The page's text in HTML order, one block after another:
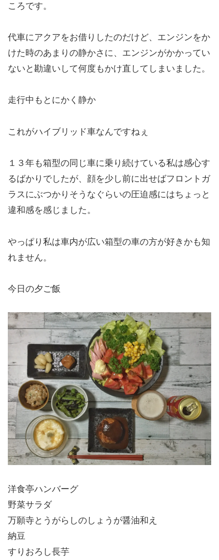
ころです。
代車にアクアをお借りしたのだけど、エンジンをか
けた時のあまりの静かさに、エンジンがかかってい
ないと勘違いして何度もかけ直してしまいました。
走行中もとにかく静か
これがハイブリッド車なんですねぇ
１３年も箱型の同じ車に乗り続けている私は感心す
るばかりでしたが、顔を少し前に出せばフロントガ
ラスにぶつかりそうなぐらいの圧迫感にはちょっと
違和感を感じました。
やっぱり私は車内が広い箱型の車の方が好きかも知
れません。
今日の夕ご飯
洋食亭ハンバーグ
野菜サラダ
万願寺とうがらしのしょうが醤油和え
納豆
すりおろし長芋